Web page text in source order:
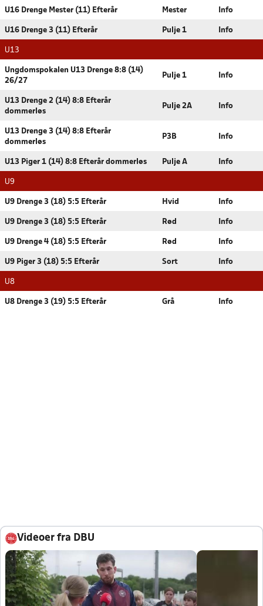
U16 Drenge Mester (11) Efterår Mester Info
U16 Drenge 3 (11) Efterår Pulje 1 Info
U13
Ungdomspokalen U13 Drenge 8:8 (14)
26/27
Pulje 1 Info
U13 Drenge 2 (14) 8:8 Efterår
dommerløs
Pulje 2A Info
U13 Drenge 3 (14) 8:8 Efterår
dommerløs
P3B Info
U13 Piger 1 (14) 8:8 Efterår dommerløs Pulje A Info
U9
U9 Drenge 3 (18) 5:5 Efterår Hvid Info
U9 Drenge 3 (18) 5:5 Efterår Rød Info
U9 Drenge 4 (18) 5:5 Efterår Rød Info
U9 Piger 3 (18) 5:5 Efterår Sort Info
U8
U8 Drenge 3 (19) 5:5 Efterår Grå Info
Videoer fra DBU